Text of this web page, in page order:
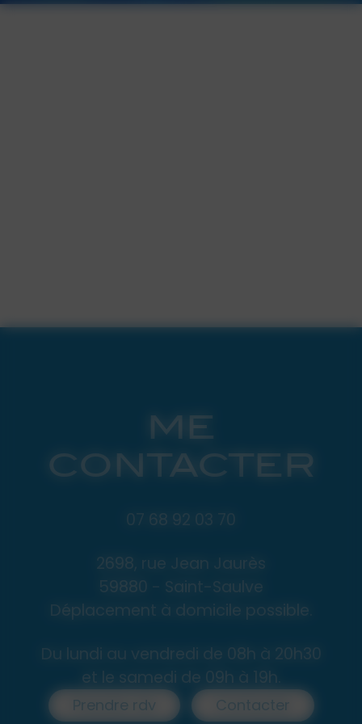
ME
CONTACTER
07 68 92 03 70
2698, rue Jean Jaurès
59880 - Saint-Saulve
Déplacement à domicile possible.
Du lundi au vendredi de 08h à 20h30
et le samedi de 09h à 19h.